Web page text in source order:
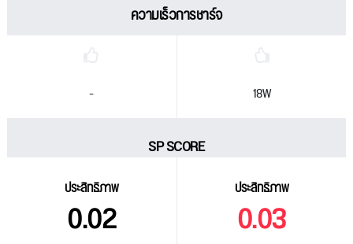
ความเร็วการชาร์จ
- 18W
SP SCORE
ประสิทธิภาพ
0.02
ประสิทธิภาพ
0.03